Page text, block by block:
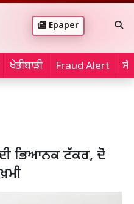
Epaper
ਖੇਤੀਬਾੜੀ Fraud Alert
ਭਿਆਨਕ ਟੱਕਰ, ਦੋ